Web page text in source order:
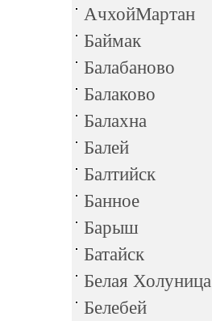
АчхойМартан
Баймак
Балабаново
Балаково
Балахна
Балей
Балтийск
Банное
Барыш
Батайск
Белая Холуница
Белебей